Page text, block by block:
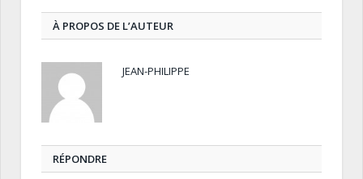
À PROPOS DE L’AUTEUR
JEAN-PHILIPPE
RÉPONDRE